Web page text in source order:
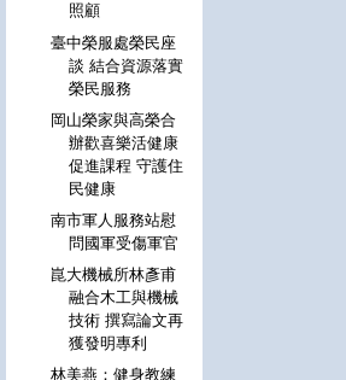
照顧
臺中榮服處榮民座
談 結合資源落實
榮民服務
岡山榮家與高榮合
辦歡喜樂活健康
促進課程 守護住
民健康
南市軍人服務站慰
問國軍受傷軍官
崑大機械所林彥甫
融合木工與機械
技術 撰寫論文再
獲發明專利
林美燕：健身教練